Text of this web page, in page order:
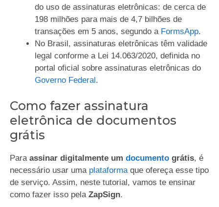
do uso de assinaturas eletrônicas: de cerca de
198 milhões para mais de 4,7 bilhões de
transações em 5 anos, segundo a FormsApp.
No Brasil, assinaturas eletrônicas têm validade
legal conforme a Lei 14.063/2020, definida no
portal oficial sobre assinaturas eletrônicas do
Governo Federal.
Como fazer assinatura
eletrônica de documentos
grátis
Paraassinar digitalmente um documento grátis, é
necessário usar uma plataformaque ofereça esse tipo
de serviço. Assim, neste tutorial, vamos te ensinar
como fazer isso pela ZapSign.